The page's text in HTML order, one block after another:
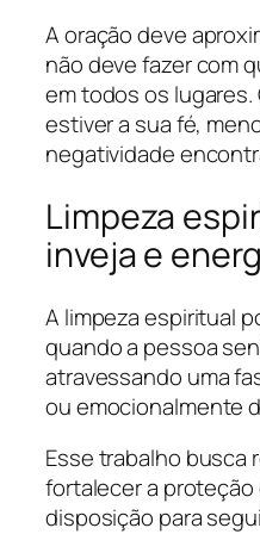
A oração deve
não deve fazer com
em todos os lugares.
estiver a sua fé,
negatividade
Limpeza
inveja e
A limpeza espiritual
quando a pessoa
atravessando uma
ou emocionalmente
Esse trabalho busca
fortalecer a proteção
disposição para